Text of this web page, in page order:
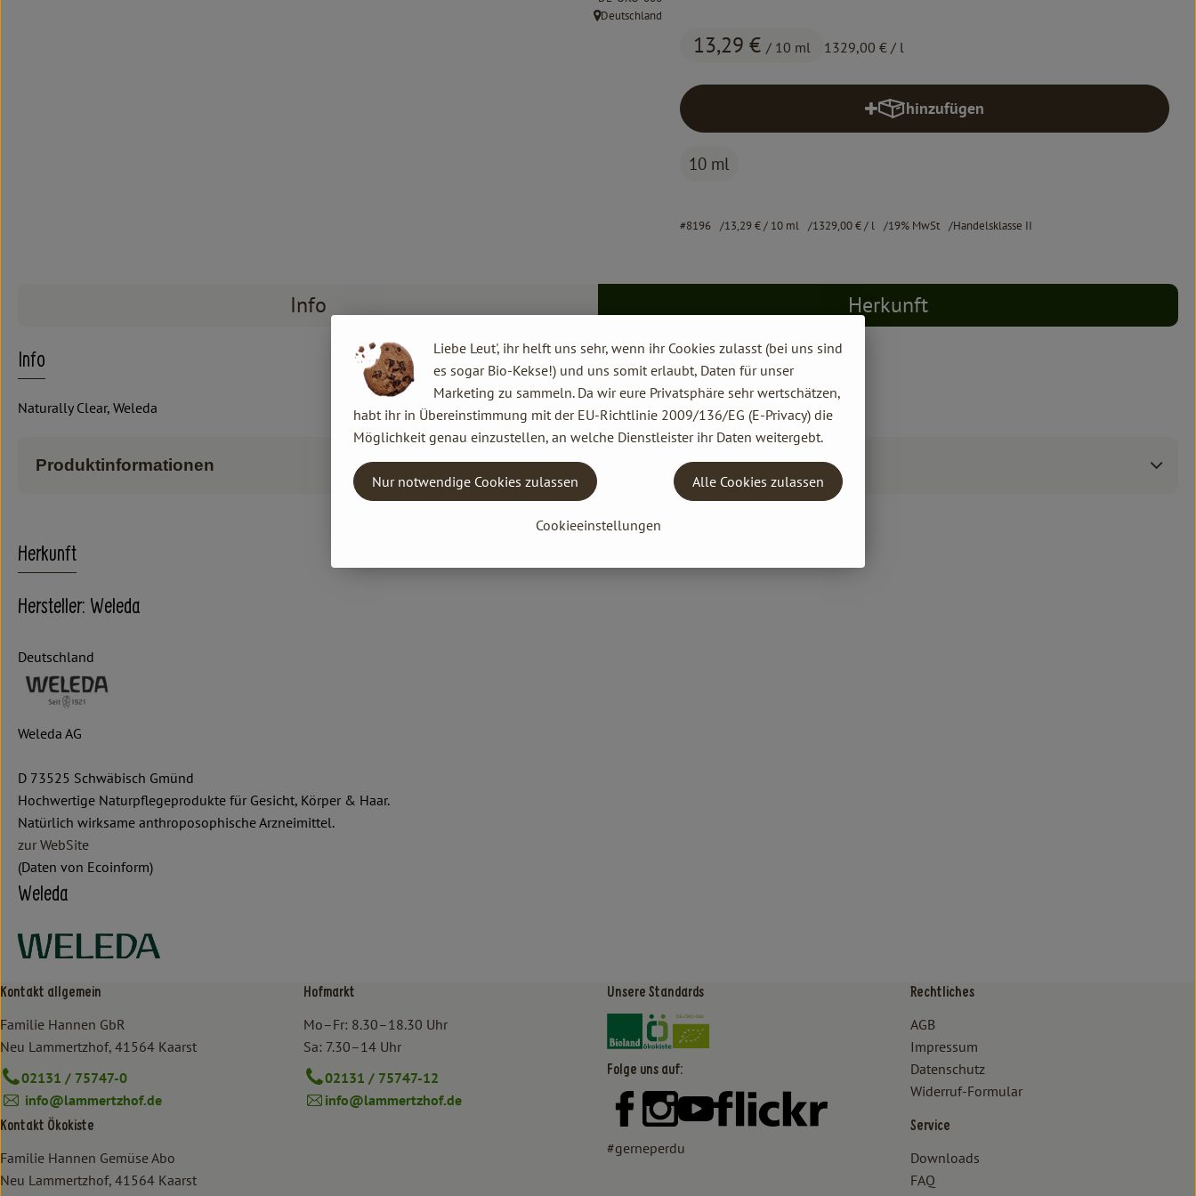
13,29 € / 10 ml 1329,00 € / l
, Herkunft:
Deutschland
hinzufügen
Produkt zum Warenkorb hinzufügen
10 ml
#8196 13,29 €/ 10 ml 1329,00 €/ l 19% MwSt Handelsklasse II
Info Herkunft
Info
Naturally Clear, Weleda
Produktinformationen
Herkunft
Hersteller: Weleda
Deutschland
Weleda AG
D 73525 Schwäbisch Gmünd
Hochwertige Naturpflegeprodukte für Gesicht, Körper & Haar.
Natürlich wirksame anthroposophische Arzneimittel.
zur WebSite
(Daten von Ecoinform)
Weleda
Kontakt allgemein
Familie Hannen GbR
Neu Lammertzhof, 41564 Kaarst
02131 / 75747-0
info@lammertzhof.de
Kontakt Ökokiste
Familie Hannen Gemüse Abo
Neu Lammertzhof, 41564 Kaarst
Hofmarkt
Mo–Fr: 8.30–18.30 Uhr
Sa: 7.30–14 Uhr
02131 / 75747-12
info@lammertzhof.de
Unsere Standards
Externer Link zu https://www.bioland.de/verbraucher
Externer Link zu https://www.oekokiste.de/
Folge uns auf:
Externer Link zu https://www.facebook.com/lammertzhof/
Externer Link zu https://www.instagram.com/lammertzhof/
Externer Link zu https://www.youtube.com/channel/
Externer Link zu https://www.flickr.com/photos/
#gerneperdu
Rechtliches
AGB
Impressum
Datenschutz
Widerruf-Formular
Service
Downloads
FAQ
Liebe Leut', ihr helft uns sehr, wenn ihr Cookies zulasst (bei uns sind
es sogar Bio-Kekse!) und uns somit erlaubt, Daten für unser
Marketing zu sammeln. Da wir eure Privatsphäre sehr wertschätzen,
habt ihr in Übereinstimmung mit der EU-Richtlinie 2009/136/EG (E-Privacy) die
Möglichkeit genau einzustellen, an welche Dienstleister ihr Daten weitergebt.
Cookieeinstellungen
Nur notwendige Cookies zulassen Alle Cookies zulassen